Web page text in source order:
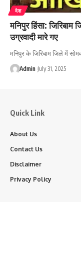
देश
मनिपुर हिंसा:
उग्रवादी मारे गए
मनिपुर के जिरिबाम जिले में
Admin July 31, 2025
Quick Link
About Us
Contact Us
Disclaimer
Privacy Policy